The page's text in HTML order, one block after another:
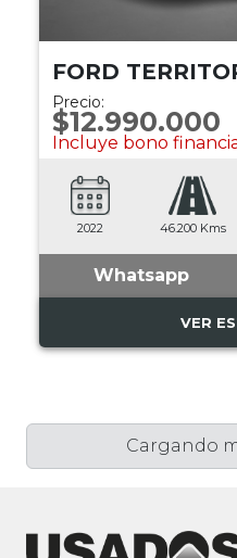
FORD
Precio:
$12.990.000
Incluye bono
2022 46.200 Kms
Whatsapp
VER
Cargando